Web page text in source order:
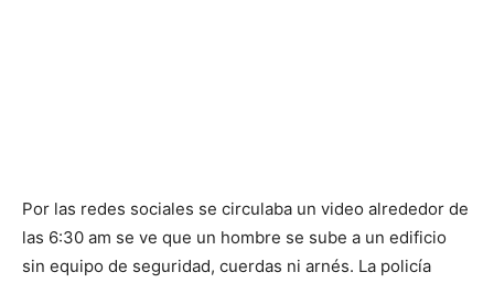
Por las redes sociales se circulaba un video alrededor de
las 6:30 am se ve que un hombre se sube a un edificio
sin equipo de seguridad, cuerdas ni arnés. La policía